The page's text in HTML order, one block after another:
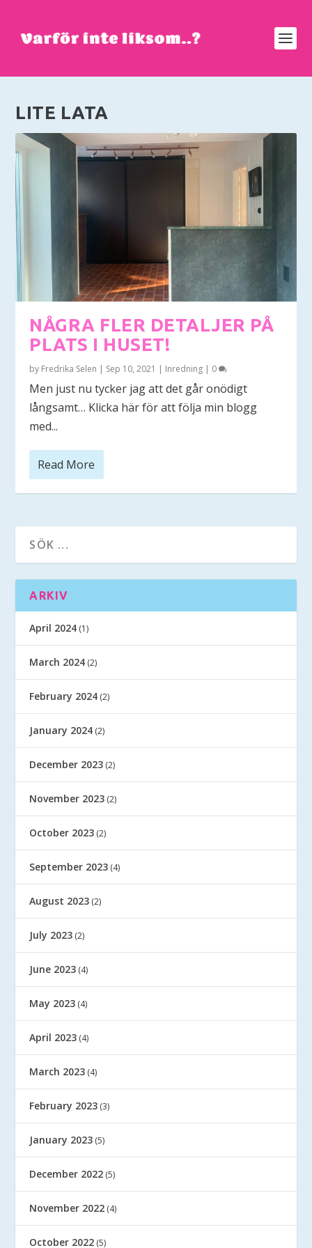
LITE LATA
NÅGRA FLER DETALJER PÅ
PLATS I HUSET!
by Fredrika Selen | Sep 10, 2021 | Inredning | 0
Men just nu tycker jag att det går onödigt
långsamt… Klicka här för att följa min blogg
med...
Read More
ARKIV
April 2024 (1)
March 2024 (2)
February 2024 (2)
January 2024 (2)
December 2023 (2)
November 2023 (2)
October 2023 (2)
September 2023 (4)
August 2023 (2)
July 2023 (2)
June 2023 (4)
May 2023 (4)
April 2023 (4)
March 2023 (4)
February 2023 (3)
January 2023 (5)
December 2022 (5)
November 2022 (4)
October 2022 (5)